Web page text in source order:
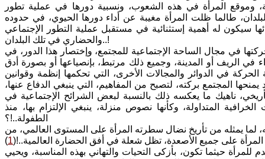
وموقع المرأة في هذه الشعوب، ونسبية دورها في عملية تطور
طالما ظلت المرأة مغيبة عن أداء دورها الحيوي، في حدوده
سيكون له أهمية إستثنائية في مستقبل عملية التطور الإجتماعي
والحضاري في تلك البلدان..!
في مجال الساحة الإجتماعية للمجتمع، وإختصار هذا الدور، في
في الريف أو المدينة، وجميع ذلك مرتبط، بإنصياعها أو بصورة أدق
الحركة في الدوائر والمجالات الأخرى، التي تحكمها إنظمة وقوانين
المجتمع بركته، لتصبح من المفاهيم، التي ينبغي الدفاع عنها،
ناهيك ما يعكسه ذلك بالنسبة لبعض الشرائح الإجتماعية في
المتداولة، وكأنها نصوص منزلة، ينبغي الإلتزام بها، منذ
الطفولة..!؟
يمثله من تأريخ نضال سطرته المرأة على المستوى العالمي، من
المرأة على جميع الأصعدة، تظل شعلة في أفق الحضارة العالمية..!(1
)
للمرأة حيثما تكون، بأزكى التحيات والتهاني بهذه المناسبة، ويحيي